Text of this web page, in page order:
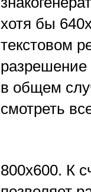
хотя бы
текстовом
разрешение
в общем
смотреть
800x600. К